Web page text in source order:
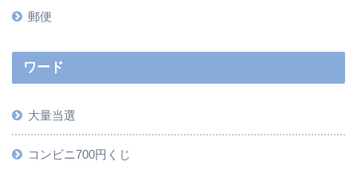
郵便
ワード
大量当選
コンビニ700円くじ